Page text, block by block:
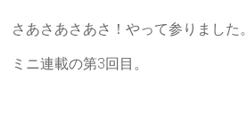
さあさあさあさ！やって参りました。
ミニ連載の第3回目。